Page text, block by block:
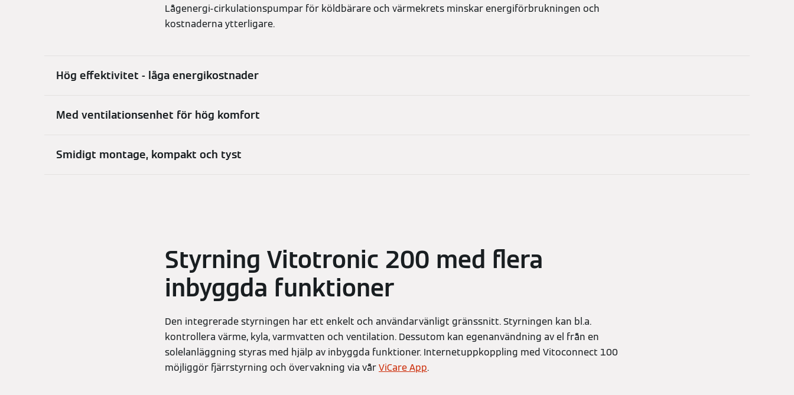
Lågenergi-cirkulationspumpar för köldbärare och värmekrets minskar energiförbrukningen och
kostnaderna ytterligare.
Hög effektivitet - låga energikostnader
Med ventilationsenhet för hög komfort
Smidigt montage, kompakt och tyst
Styrning Vitotronic 200 med flera
inbyggda funktioner
Den integrerade styrningen har ett enkelt och användarvänligt gränssnitt. Styrningen kan bl.a.
kontrollera värme, kyla, varmvatten och ventilation. Dessutom kan egenanvändning av el från en
solelanläggning styras med hjälp av inbyggda funktioner. Internetuppkoppling med Vitoconnect 100
möjliggör fjärrstyrning och övervakning via vårViCare App.